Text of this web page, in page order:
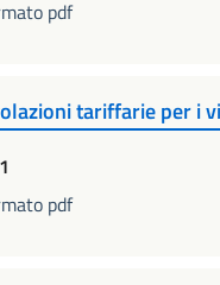
pdf
tariffarie per i
pdf